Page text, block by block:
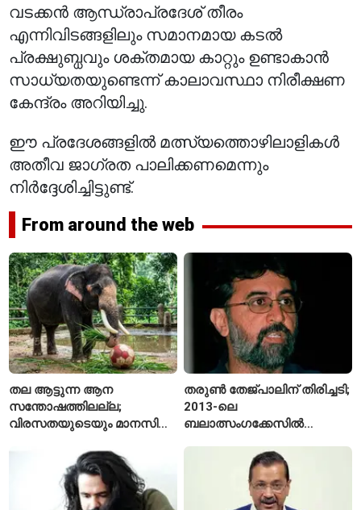
വടക്കൻ ആന്ധ്രാപ്രദേശ് തീരം
എന്നിവിടങ്ങളിലും സമാനമായ കടൽ
പ്രക്ഷുബ്ധവും ശക്തമായ കാറ്റും ഉണ്ടാകാൻ
സാധ്യതയുണ്ടെന്ന് കാലാവസ്ഥാ നിരീക്ഷണ
കേന്ദ്രം അറിയിച്ചു.
ഈ പ്രദേശങ്ങളിൽ മത്സ്യത്തൊഴിലാളികൾ
അതീവ ജാഗ്രത പാലിക്കണമെന്നും
നിർദ്ദേശിച്ചിട്ടുണ്ട്.
From around the web
തല ആട്ടുന്ന ആന
സന്തോഷത്തിലല്ല;
വിരസതയുടെയും മാനസിക
ലക്ഷണമെന്ന് വിദഗ്ധർ
തരുൺ തേജ്പാലിന് തിരിച്ചടി;
2013-ലെ
ബലാത്സംഗക്കേസിൽ
ഹൈക്കോടതി